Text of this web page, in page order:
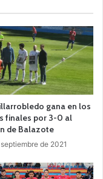
gana en los
finales por 3-0 al
de Balazote
de 2021